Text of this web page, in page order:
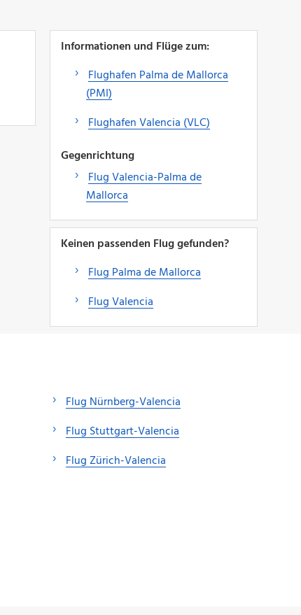
Informationen und Flüge zum:
Flughafen Palma de Mallorca
(PMI)
Flughafen Valencia (VLC)
Gegenrichtung
Flug Valencia-Palma de
Mallorca
Keinen passenden Flug gefunden?
Flug Palma de Mallorca
Flug Valencia
Flug Nürnberg-Valencia
Flug Stuttgart-Valencia
Flug Zürich-Valencia